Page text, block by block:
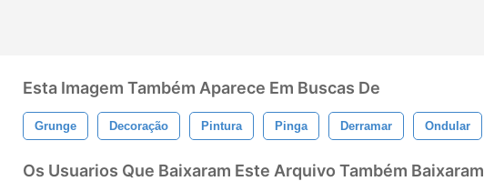
Esta Imagem Também Aparece Em Buscas De
Grunge Decoração Pintura Pinga Derramar Ondular
Os Usuarios Que Baixaram Este Arquivo Também Baixaram